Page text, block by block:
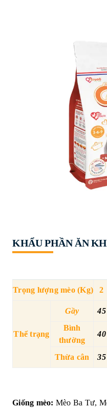
KHẨU PHẦN ĂN
Trọng lượng mèo (Kg) 2
Thể trạng
Gầy 45
Bình
thường
40
Thừa cân 35
Giống mèo: Mèo Ba Tư,